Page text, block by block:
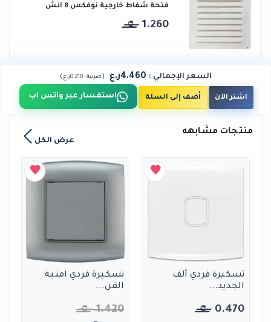
فتحة شفاط خارجية نوفكس 8 انش
1.260
السعر الإجمالي : 4.460ر.ع ( ضريبة :0.210ر.ع )
اشتر الآن أضف إلى السلة استفسار عبر واتس اب
منتجات مشابهه
عرض الكل
تسكيرة فردي ألف
الجديد...
0.470
تسكيرة فردي امنية
الفن...
1.420